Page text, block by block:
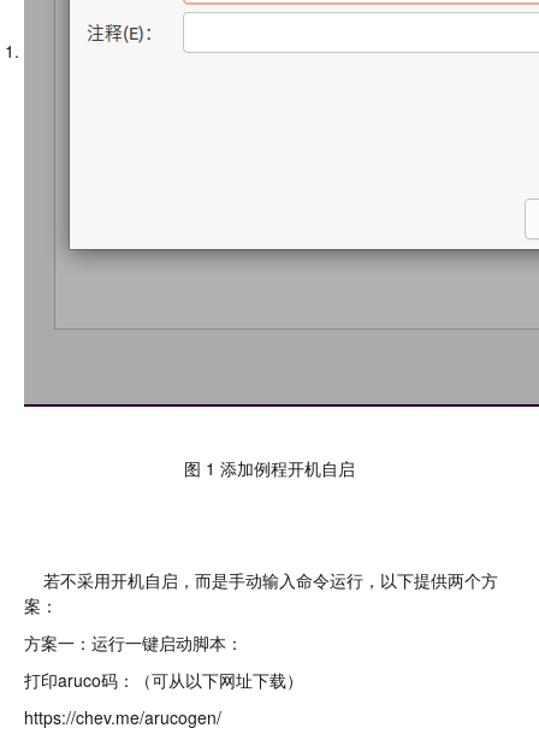
图 1 添加例程开机自启
若不采用开机自启，而是手动输入命令运行，以下提供两个方
案：
方案一：运行一键启动脚本：
打印aruco码：（可从以下网址下载）
https://chev.me/arucogen/